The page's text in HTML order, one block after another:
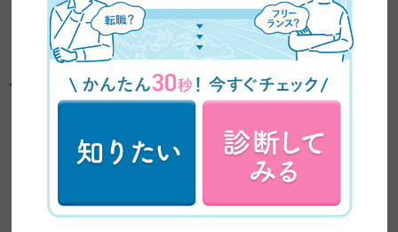
なかには社会的な信用があるクライアントにしか、仕事を依頼し
ないという企業があるのも事実です。
フリーランスのメリット・デメリット
フリーランスという働き方は、メリットもデメリットも大きい働
き方です。
特にデメリットを知っておかなりと、フリーランスになってから
後悔することになります。